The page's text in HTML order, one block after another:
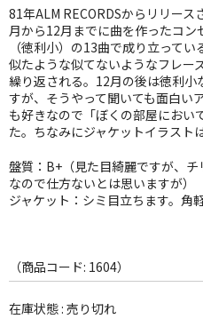
JAZZ-JP
JAZZ-VOCAL
J-POP
ROCK
FOLK,SSW
81年ALM RECORDSからリリー
月から12月までに曲を作ったコ
（徳利小）の13曲で成り立って
似たような似てないようなフレー
繰り返される。12月の後は徳利
すが、そうやって聞いても面白い
も好きなので「ぼくの部屋におい
た。ちなみにジャケットイラスト
盤質：B+（見た目綺麗ですが、
なので仕方ないとは思いますが）
ジャケット：シミ目立ちます。角
（商品コード: 1604）
在庫状態 : 売り切れ